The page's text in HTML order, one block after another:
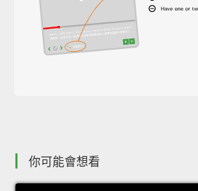
你可能會想看